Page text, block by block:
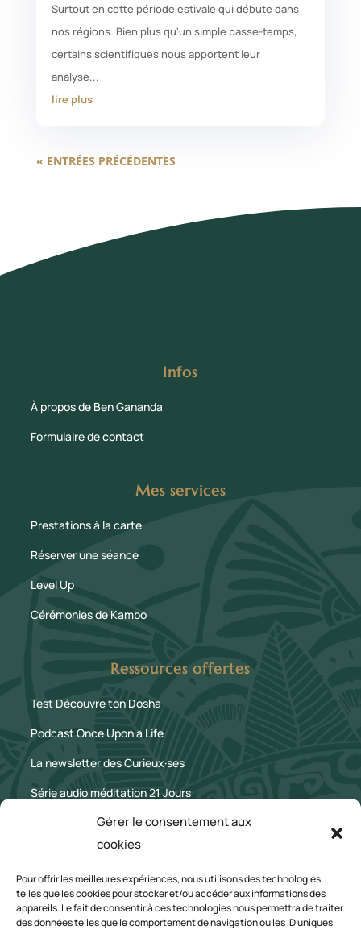
Gérer le consentement aux
cookies
Pour offrir les meilleures expériences, nous utilisons des technologies
telles que les cookies pour stocker et/ou accéder aux informations des
appareils. Le fait de consentir à ces technologies nous permettra de traiter
des données telles que le comportement de navigation ou les ID uniques
Surtout en cette période estivale qui débute dans
nos régions. Bien plus qu'un simple passe-temps,
certains scientifiques nous apportent leur
analyse...
lire plus
« ENTRÉES PRÉCÉDENTES
Infos
À propos de Ben Gananda
Formulaire de contact
Mes services
Prestations à la carte
Réserver une séance
Level Up
Cérémonies de Kambo
Ressources offertes
Test Découvre ton Dosha
Podcast Once Upon a Life
La newsletter des Curieux·ses
Série audio méditation 21 Jours
Mentions légales
CGV